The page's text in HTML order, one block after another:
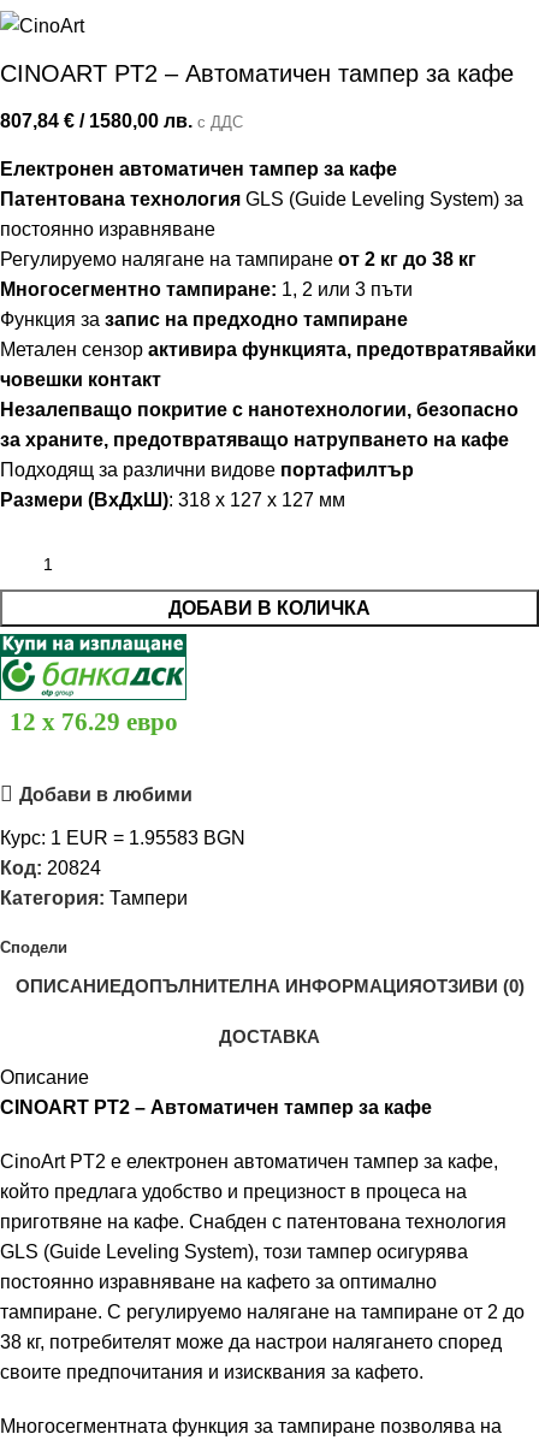
CINOART PT2 – Автоматичен тампер за кафе
807,84 € / 1580,00 лв. с ДДС
Електронeн автоматичен тампер за кафе
Патентована технология GLS (Guide Leveling System) за
постоянно изравняване
Регулируемо налягане на тампиране от 2 кг до 38 кг
Многосегментно тампиране: 1, 2 или 3 пъти
Функция за запис на предходно тампиране
Метален сензор активира функцията, предотвратявайки
човешки контакт
Незалепващо покритие с нанотехнологии, безопасно
за храните, предотвратяващо натрупването на кафе
Подходящ за различни видове портафилтър
Размери (ВхДхШ): 318 х 127 х 127 мм
ДОБАВИ В КОЛИЧКА
12 x 76.29 евро
Добави в любими
Курс: 1 EUR = 1.95583 BGN
Код: 20824
Категория: Тампери
Сподели
ОПИСАНИЕДОПЪЛНИТЕЛНА ИНФОРМАЦИЯОТЗИВИ (0)
ДОСТАВКА
Описание
CINOART PT2 – Автоматичен тампер за кафе
CinoArt PT2 е електронен автоматичен тампер за кафе,
който предлага удобство и прецизност в процеса на
приготвяне на кафе. Снабден с патентована технология
GLS (Guide Leveling System), този тампер осигурява
постоянно изравняване на кафето за оптимално
тампиране. С регулируемо налягане на тампиране от 2 до
38 кг, потребителят може да настрои налягането според
своите предпочитания и изисквания за кафето.
Многосегментната функция за тампиране позволява на